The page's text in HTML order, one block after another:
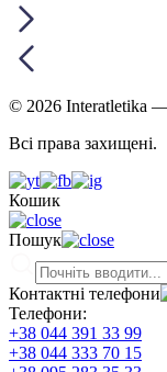
© 2026 Interatletika —
Всі права захищені.
Кошик
Пошук
Контактні телефони
Телефони:
+38 044 391 33 99
+38 044 333 70 15